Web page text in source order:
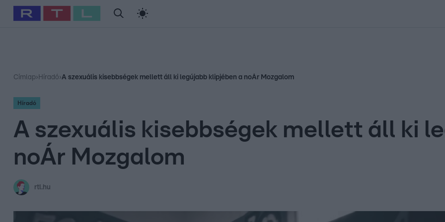
Babits Marcella Szellő István Most Wanted
Címlap› Híradó›A szexuális kisebbségek mellett áll ki legújabb klipjében a noÁr Mozgalom
Híradó
A szexuális kisebbségek mellett áll ki
noÁr Mozgalom
rtl.hu